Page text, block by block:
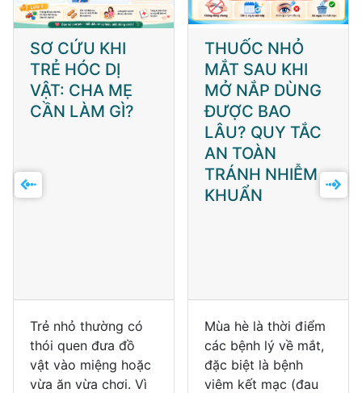
THUỐC NHỎ
MẮT SAU KHI
MỞ NẮP DÙNG
ĐƯỢC BAO
TRÁNH NHIỄM
KHUẨN
Mùa hè là thời điểm
các bệnh lý về mắt,
đặc biệt là bệnh
viêm kết mạc (đau
KIỂM SOÁT LIPID
MÁU TRONG
ĐIỀU TRỊ ĐÁI
THÁO ĐƯỜNG:
CẬP NHẬP MỚI
TỪ ADA 2026
Đái tháo đường
không chỉ là câu
chuyện của đường
huyết. Theo những